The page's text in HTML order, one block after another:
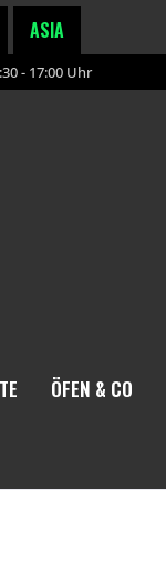
ASIA
- 17:00 Uhr
ÖFEN & CO